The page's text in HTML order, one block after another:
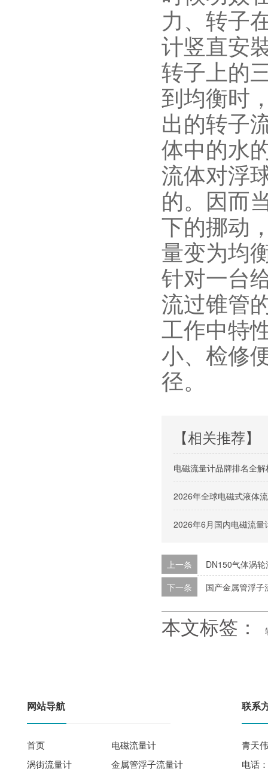
力、转子
计竖直安
转子上的
到均衡时
出的转子
体中的水
流体对浮
的。因而
下的挪动
量变为均
针对一台
流过锥管
工作中特
小、检修
径。
【相关推荐】
电磁流量计品牌排名全
2026年全球电磁式液体
2026年6月国内电磁流
上一条
DN150气体涡
下一条
国产金属管浮
本文标签：
网站导航
首页
电磁流量计
涡街流量计
金属管浮子流量计
联系
青天
电话